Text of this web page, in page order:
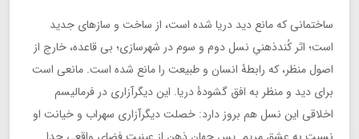
ساختمانی که مانع دید دریا شده است، از ساخت و سازهای جدید
است؛ اثر کُندذهنیِ نسل دوم و سوم در شهرسازی؛ بی قاعده، خارج از
اصول منظر، که رابطۀ انسان و طبیعت را مانع شده است. مانعی است
برای دید و منظر به افق گشودۀ دریا. این دیگرآزاری در فرمالیسم
اخلاقی این نسل هم بروز دارد: خصلت دیگرآزاری سهراب و خیانت او